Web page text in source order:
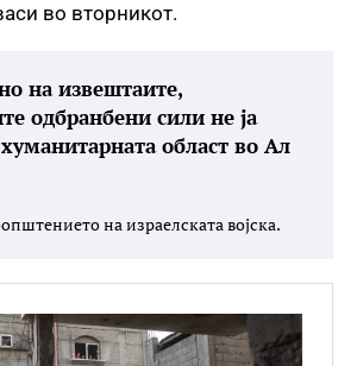
во вторникот.
на извештаите,
одбранбени сили не ја
област во Ал
на израелската војска.